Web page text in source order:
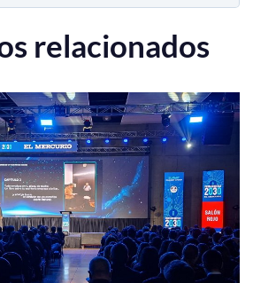
relacionados